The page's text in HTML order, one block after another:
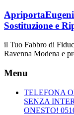
Vai
al
contenuto
Sostituzione e
il Tuo Fabbro di
Ravenna Modena e
Menu
TELEFONA
SENZA
ONESTO!